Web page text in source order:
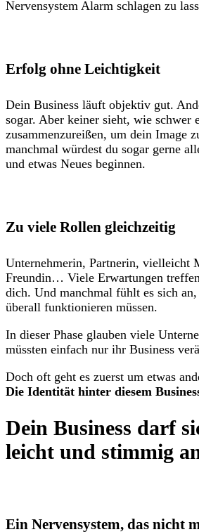
Nervensystem Alarm schlagen zu
Erfolg ohne Leichtigkeit
Dein Business läuft objektiv gut.
sogar. Aber keiner sieht, wie schwer
zusammenzureißen, um dein Image
manchmal würdest du sogar gerne
und etwas Neues beginnen.
Zu viele Rollen gleichzeitig
Unternehmerin, Partnerin, vielleicht
Freundin… Viele Erwartungen
dich. Und manchmal fühlt es sich
überall funktionieren müssen.
In dieser Phase glauben viele
müssten einfach nur ihr Business
Doch oft geht es zuerst um etwas
Die Identität hinter diesem
Dein Business darf
leicht und stimmig
Ein Nervensystem, das nicht